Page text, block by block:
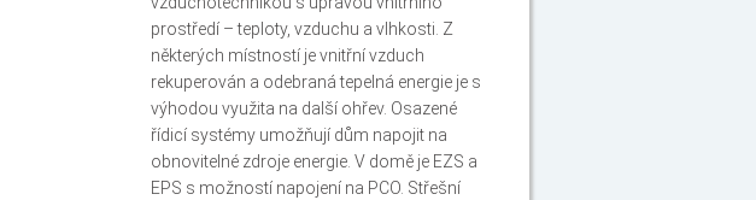
prostředí – teploty, vzduchu a vlhkosti. Z
některých místností je vnitřní vzduch
rekuperován a odebraná tepelná energie je s
výhodou využita na další ohřev. Osazené
řídicí systémy umožňují dům napojit na
obnovitelné zdroje energie. V domě je EZS a
EPS s možností napojení na PCO. Střešní